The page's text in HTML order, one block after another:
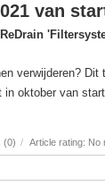
van
verwijderen? Dit
oktober van
(0) / Article rating: No